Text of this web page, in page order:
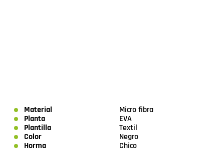
Material
Micro fibra
Planta
EVA
Plantilla
Textil
Color
Negro
Horma
Chico